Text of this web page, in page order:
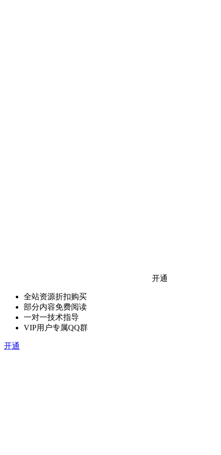
开通
全站资源折扣购买
部分内容免费阅读
一对一技术指导
VIP用户专属QQ群
开通